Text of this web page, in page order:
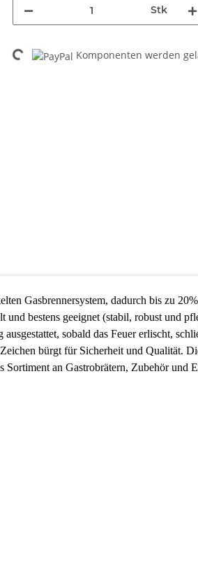
Stk
Loading... Komponenten werden
Gasbrennersystem, dadurch bis zu
bestens geeignet (stabil, robust und
sobald das Feuer erlischt,
bürgt für Sicherheit und Qualität.
an Gastrobrätern, Zubehör und